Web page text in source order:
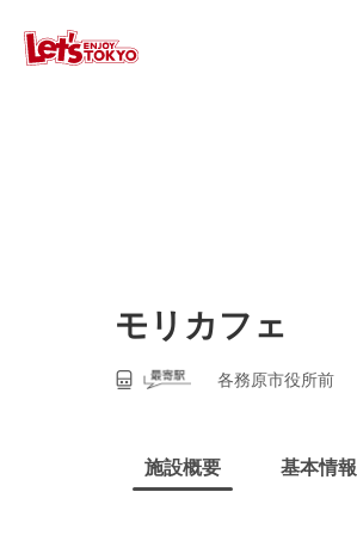
モリカフェ
各務原市役所前
施設概要 基本情報